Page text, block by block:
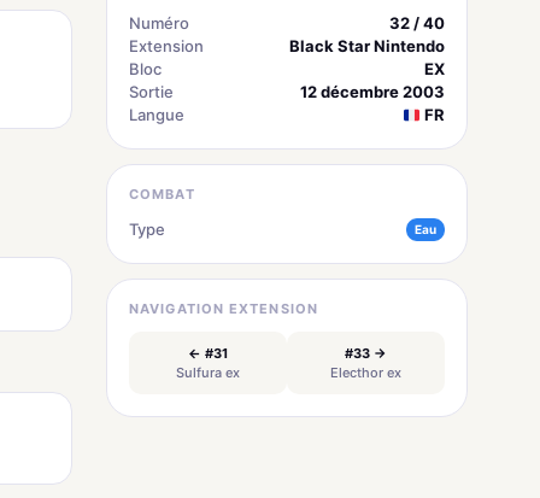
Numéro
32 / 40
Extension
Black Star Nintendo
Bloc
EX
Sortie
12 décembre 2003
Langue
FR
COMBAT
Type Eau
NAVIGATION EXTENSION
← #31
Sulfura ex
#33 →
Electhor ex